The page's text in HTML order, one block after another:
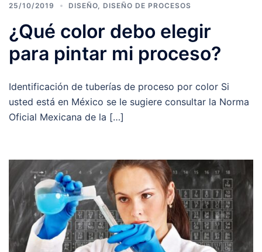
25/10/2019 DISEÑO DISEÑO DE PROCESOS
¿Qué color debo elegir
para pintar mi proceso?
Identificación de tuberías de proceso por color Si
usted está en México se le sugiere consultar la Norma
Oficial Mexicana de la […]